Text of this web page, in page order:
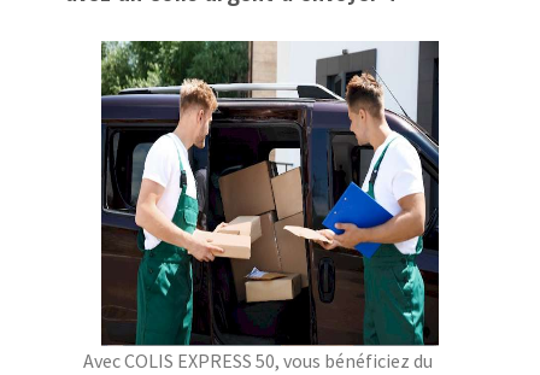
Avec COLIS EXPRESS 50, vous bénéficiez du